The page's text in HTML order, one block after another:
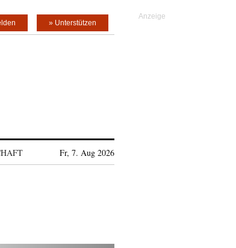
» Unterstützen
Fr, 7. Aug 2026